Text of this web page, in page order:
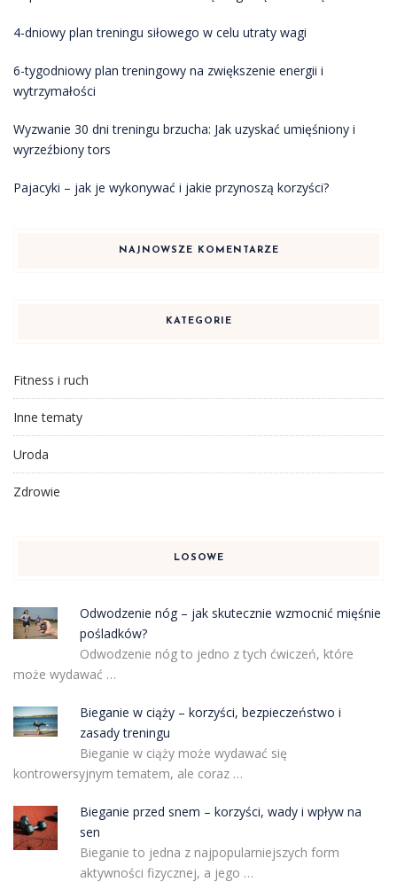
4-dniowy plan treningu siłowego w celu utraty wagi
6-tygodniowy plan treningowy na zwiększenie energii i
wytrzymałości
Wyzwanie 30 dni treningu brzucha: Jak uzyskać umięśniony i
wyrzeźbiony tors
Pajacyki – jak je wykonywać i jakie przynoszą korzyści?
NAJNOWSZE KOMENTARZE
KATEGORIE
Fitness i ruch
Inne tematy
Uroda
Zdrowie
LOSOWE
Odwodzenie nóg – jak skutecznie wzmocnić mięśnie
pośladków?
Odwodzenie nóg to jedno z tych ćwiczeń, które
może wydawać …
Bieganie w ciąży – korzyści, bezpieczeństwo i
zasady treningu
Bieganie w ciąży może wydawać się
kontrowersyjnym tematem, ale coraz …
Bieganie przed snem – korzyści, wady i wpływ na
sen
Bieganie to jedna z najpopularniejszych form
aktywności fizycznej, a jego …